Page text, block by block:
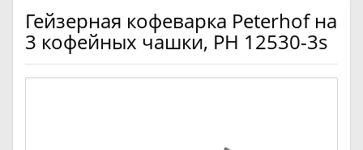
Гейзерная кофеварка Peterhof на
3 кофейных чашки, PH 12530-3s